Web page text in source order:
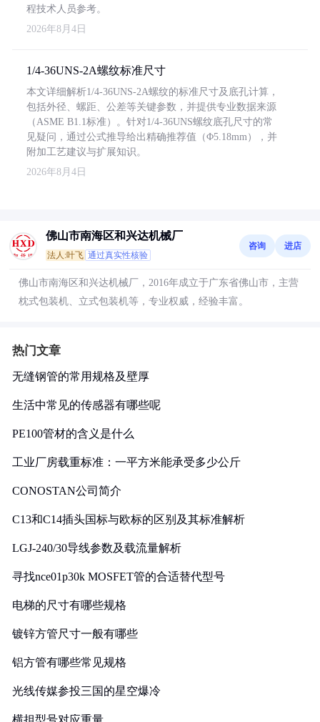
程技术人员参考。
2026年8月4日
1/4-36UNS-2A螺纹标准尺寸
本文详细解析1/4-36UNS-2A螺纹的标准尺寸及底孔计算，
包括外径、螺距、公差等关键参数，并提供专业数据来源
（ASME B1.1标准）。针对1/4-36UNS螺纹底孔尺寸的常
见疑问，通过公式推导给出精确推荐值（Φ5.18mm），并
附加工艺建议与扩展知识。
2026年8月4日
佛山市南海区和兴达机械厂
法人:叶飞 通过真实性核验
咨询 进店
佛山市南海区和兴达机械厂，2016年成立于广东省佛山市，主营
枕式包装机、立式包装机等，专业权威，经验丰富。
热门文章
无缝钢管的常用规格及壁厚
生活中常见的传感器有哪些呢
PE100管材的含义是什么
工业厂房载重标准：一平方米能承受多少公斤
CONOSTAN公司简介
C13和C14插头国标与欧标的区别及其标准解析
LGJ-240/30导线参数及载流量解析
寻找nce01p30k MOSFET管的合适替代型号
电梯的尺寸有哪些规格
镀锌方管尺寸一般有哪些
铝方管有哪些常见规格
光线传媒参投三国的星空爆冷
横担型号对应重量